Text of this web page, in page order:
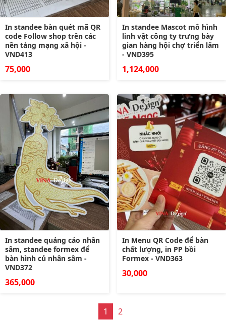
In standee bàn quét mã QR
code Follow shop trên các
nền tảng mạng xã hội -
VND413
75,000
In standee Mascot mô hình
linh vật công ty trưng bày
gian hàng hội chợ triển lãm
- VND395
1,124,000
In standee quảng cáo nhân
sâm, standee formex để
bàn hình củ nhân sâm -
VND372
365,000
In Menu QR Code để bàn
chất lượng, in PP bồi
Formex - VND363
30,000
1 2